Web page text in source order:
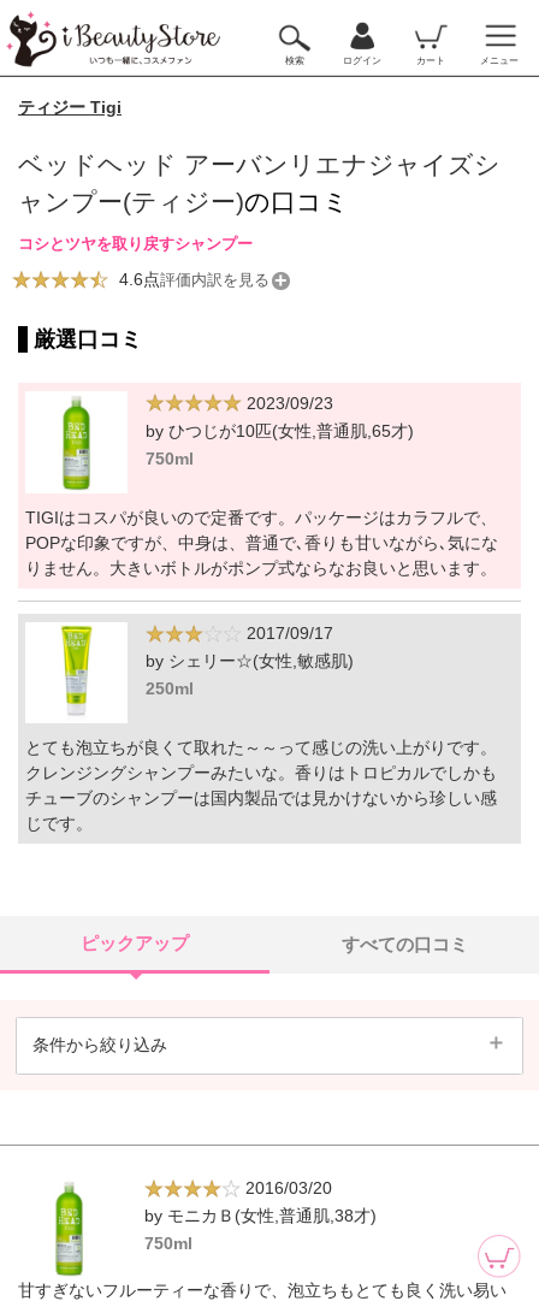
検索 ログイン カート メニュー
ティジー Tigi
ベッドヘッド アーバンリエナジャイズシ
ャンプー(ティジー)の口コミ
コシとツヤを取り戻すシャンプー
4.6点評価内訳を見る
厳選口コミ
2023/09/23
by ひつじが10匹(女性,普通肌,65才)
750ml
TIGIはコスパが良いので定番です。パッケージはカラフルで、
POPな印象ですが、中身は、普通で､香りも甘いながら､気にな
りません。大きいボトルがポンプ式ならなお良いと思います。
2017/09/17
by シェリー☆(女性,敏感肌)
250ml
とても泡立ちが良くて取れた～～って感じの洗い上がりです。
クレンジングシャンプーみたいな。香りはトロピカルでしかも
チューブのシャンプーは国内製品では見かけないから珍しい感
じです。
ピックアップ すべての口コミ
条件から絞り込み
2016/03/20
by モニカＢ(女性,普通肌,38才)
750ml
甘すぎないフルーティーな香りで、泡立ちもとても良く洗い易い